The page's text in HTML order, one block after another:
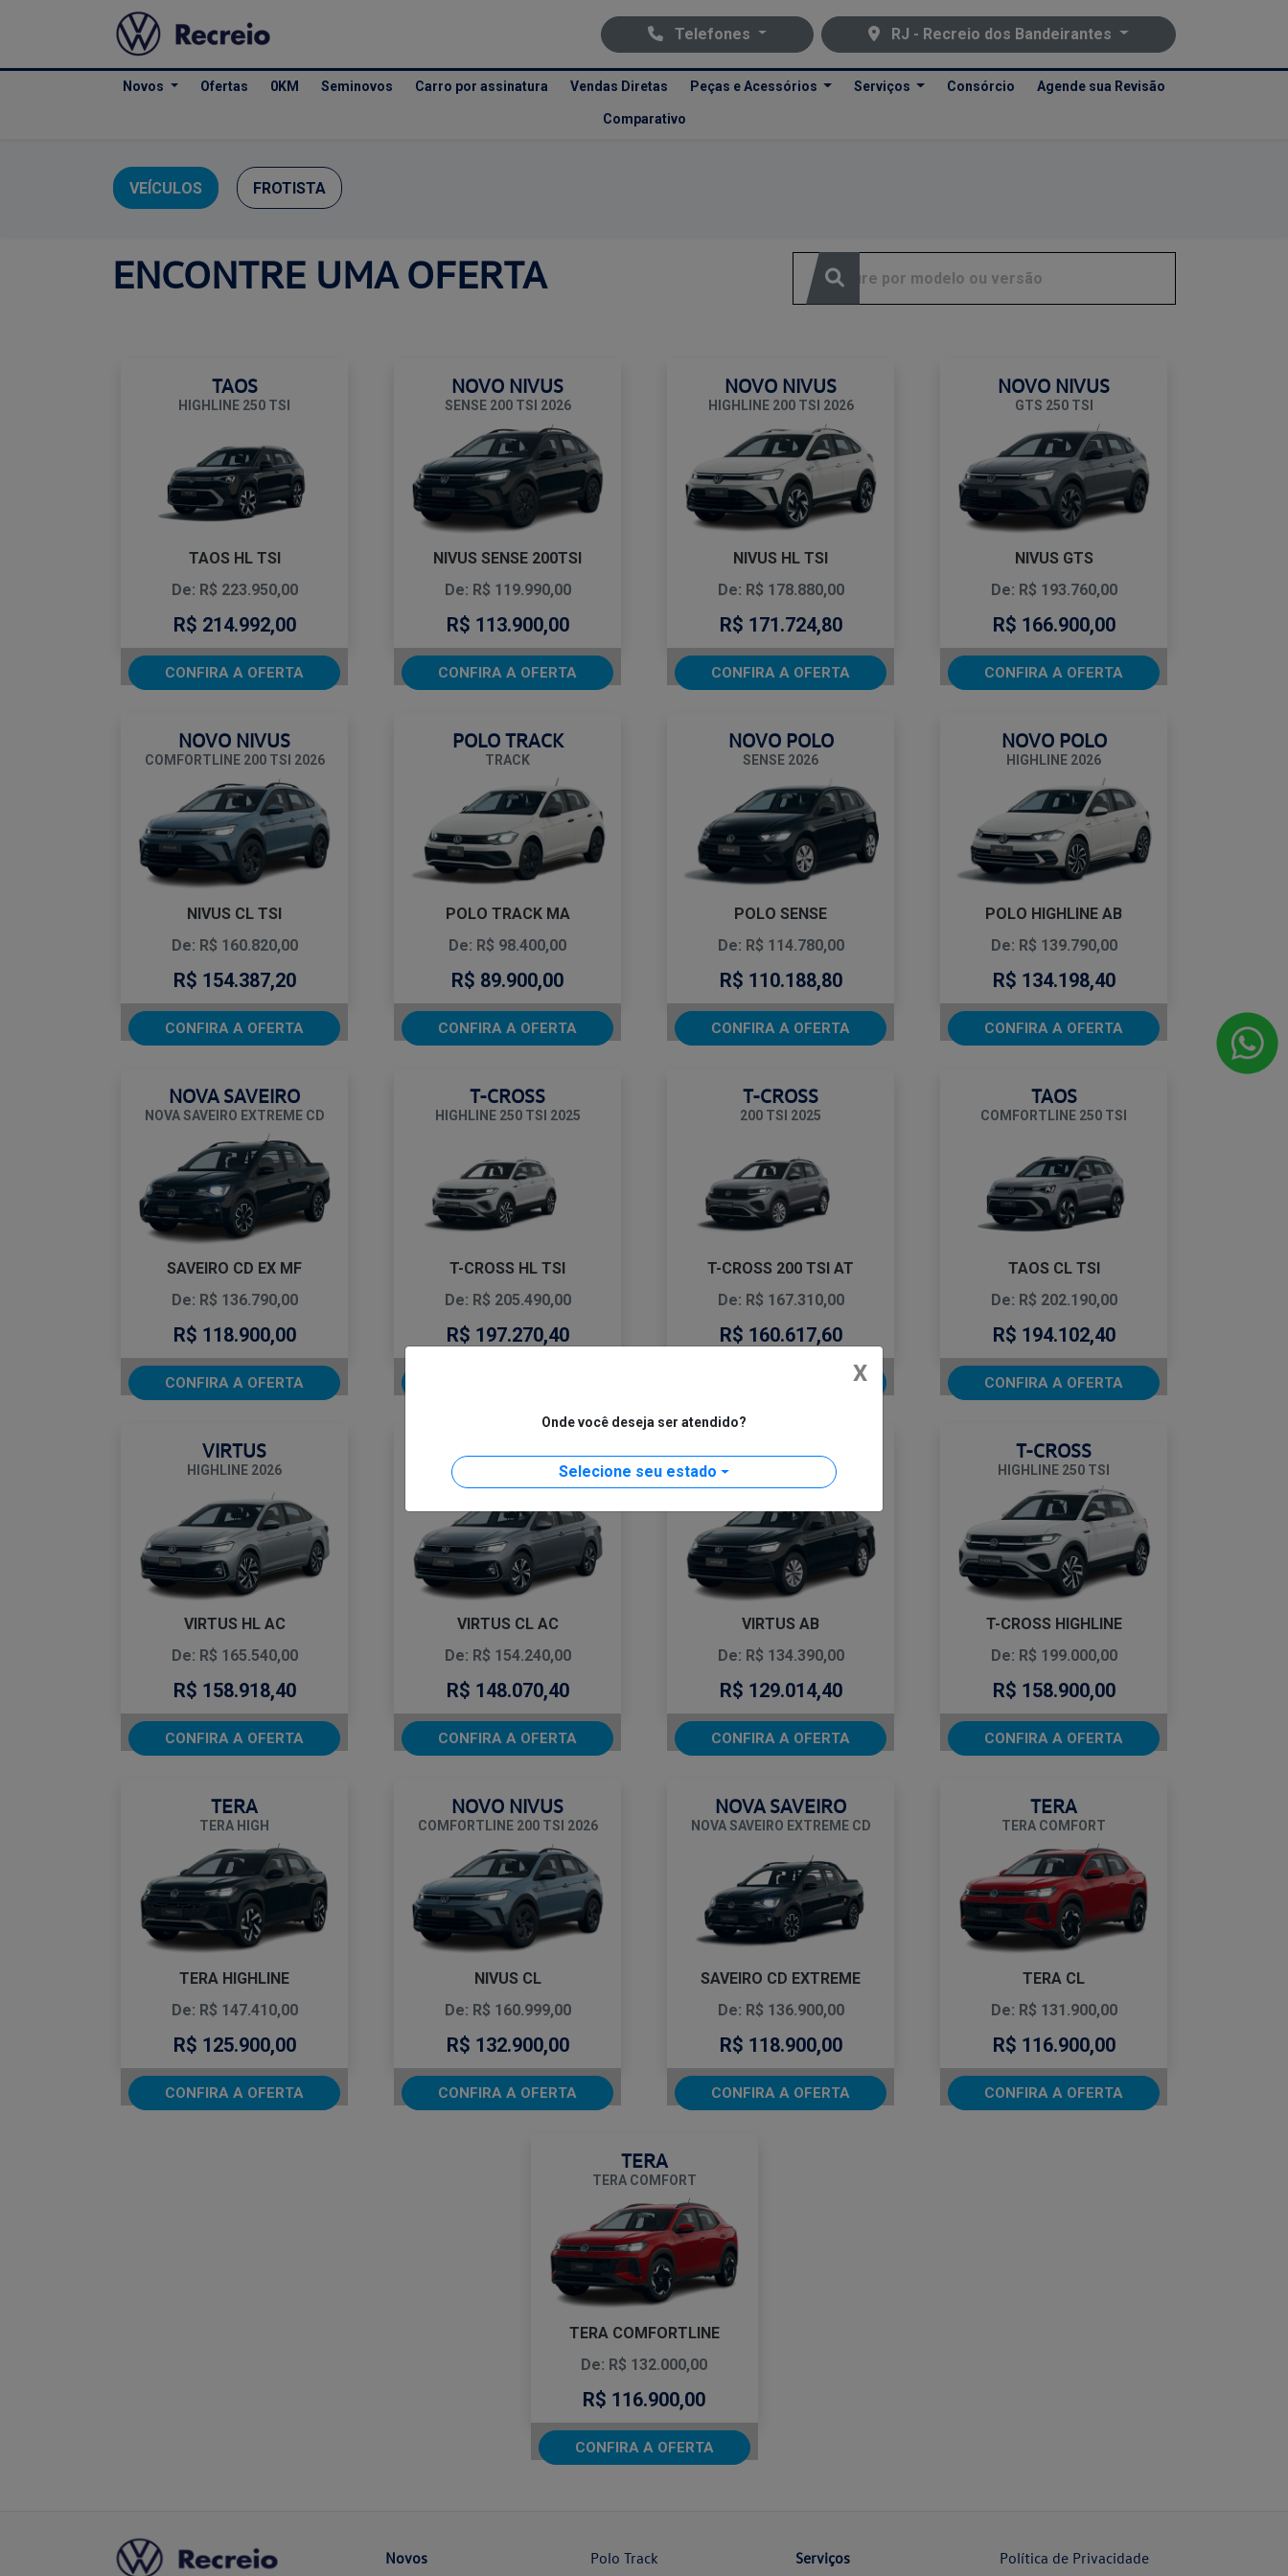
Telefones RJ - Recreio dos Bandeirantes
Novos Ofertas 0KM Seminovos Carro por assinatura Vendas Diretas Peças e Acessórios Serviços Consórcio Agende sua Revisão
Comparativo
VEÍCULOS FROTISTA
ENCONTRE UMA OFERTA
TAOS
HIGHLINE 250 TSI
TAOS HL TSI
De: R$ 223.950,00
R$ 214.992,00
CONFIRA A OFERTA
NOVO NIVUS
SENSE 200 TSI 2026
NIVUS SENSE 200TSI
De: R$ 119.990,00
R$ 113.900,00
CONFIRA A OFERTA
NOVO NIVUS
HIGHLINE 200 TSI 2026
NIVUS HL TSI
De: R$ 178.880,00
R$ 171.724,80
CONFIRA A OFERTA
NOVO NIVUS
GTS 250 TSI
NIVUS GTS
De: R$ 193.760,00
R$ 166.900,00
CONFIRA A OFERTA
NOVO NIVUS
COMFORTLINE 200 TSI 2026
NIVUS CL TSI
De: R$ 160.820,00
R$ 154.387,20
CONFIRA A OFERTA
POLO TRACK
TRACK
POLO TRACK MA
De: R$ 98.400,00
R$ 89.900,00
CONFIRA A OFERTA
NOVO POLO
SENSE 2026
POLO SENSE
De: R$ 114.780,00
R$ 110.188,80
CONFIRA A OFERTA
NOVO POLO
HIGHLINE 2026
POLO HIGHLINE AB
De: R$ 139.790,00
R$ 134.198,40
CONFIRA A OFERTA
NOVA SAVEIRO
NOVA SAVEIRO EXTREME CD
SAVEIRO CD EX MF
De: R$ 136.790,00
R$ 118.900,00
CONFIRA A OFERTA
T-CROSS
HIGHLINE 250 TSI 2025
T-CROSS HL TSI
De: R$ 205.490,00
R$ 197.270,40
T-CROSS
200 TSI 2025
T-CROSS 200 TSI AT
De: R$ 167.310,00
R$ 160.617,60
TAOS
COMFORTLINE 250 TSI
TAOS CL TSI
De: R$ 202.190,00
R$ 194.102,40
CONFIRA A OFERTA
VIRTUS
HIGHLINE 2026
VIRTUS HL AC
De: R$ 165.540,00
R$ 158.918,40
CONFIRA A OFERTA
VIRTUS
COMFORTLINE 2026
VIRTUS CL AC
De: R$ 154.240,00
R$ 148.070,40
CONFIRA A OFERTA
VIRTUS
VIRTUS AB
De: R$ 134.390,00
R$ 129.014,40
CONFIRA A OFERTA
T-CROSS
HIGHLINE 250 TSI
T-CROSS HIGHLINE
De: R$ 199.000,00
R$ 158.900,00
CONFIRA A OFERTA
TERA
TERA HIGH
TERA HIGHLINE
De: R$ 147.410,00
R$ 125.900,00
CONFIRA A OFERTA
NOVO NIVUS
COMFORTLINE 200 TSI 2026
NIVUS CL
De: R$ 160.999,00
R$ 132.900,00
CONFIRA A OFERTA
NOVA SAVEIRO
NOVA SAVEIRO EXTREME CD
SAVEIRO CD EXTREME
De: R$ 136.900,00
R$ 118.900,00
CONFIRA A OFERTA
TERA
TERA COMFORT
TERA CL
De: R$ 131.900,00
R$ 116.900,00
CONFIRA A OFERTA
TERA
TERA COMFORT
TERA COMFORTLINE
De: R$ 132.000,00
R$ 116.900,00
CONFIRA A OFERTA
Novos
Polo Track
Serviços
Política de Privacidade
X
Onde você deseja ser atendido?
Selecione seu estado